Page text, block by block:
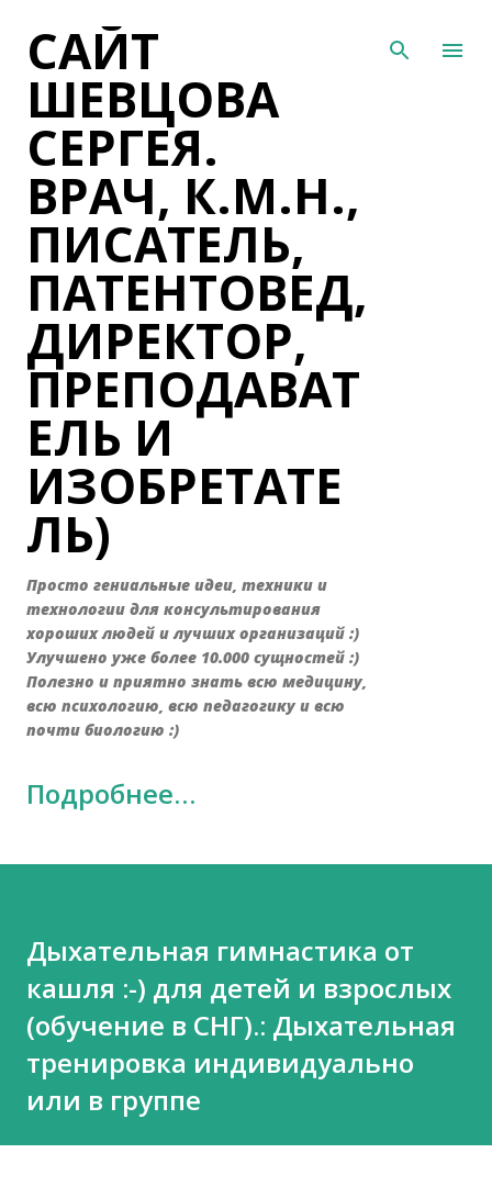
САЙТ
ШЕВЦОВА
СЕРГЕЯ.
ВРАЧ, К.М.Н.,
ПИСАТЕЛЬ,
ПАТЕНТОВЕД,
ДИРЕКТОР,
ПРЕПОДАВАТ
ЕЛЬ И
ИЗОБРЕТАТЕ
ЛЬ)
Просто гениальные идеи, техники и
технологии для консультирования
хороших людей и лучших организаций :)
Улучшено уже более 10.000 сущностей :)
Полезно и приятно знать всю медицину,
всю психологию, всю педагогику и всю
почти биологию :)
Подробнее…
Дыхательная гимнастика от
кашля :-) для детей и взрослых
(обучение в СНГ).: Дыхательная
тренировка индивидуально
или в группе